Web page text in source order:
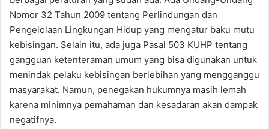
Nomor 32 Tahun 2009 tentang Perlindungan dan
Pengelolaan Lingkungan Hidup yang mengatur baku mutu
kebisingan. Selain itu, ada juga Pasal 503 KUHP tentang
gangguan ketenteraman umum yang bisa digunakan untuk
menindak pelaku kebisingan berlebihan yang mengganggu
masyarakat. Namun, penegakan hukumnya masih lemah
karena minimnya pemahaman dan kesadaran akan dampak
negatifnya.